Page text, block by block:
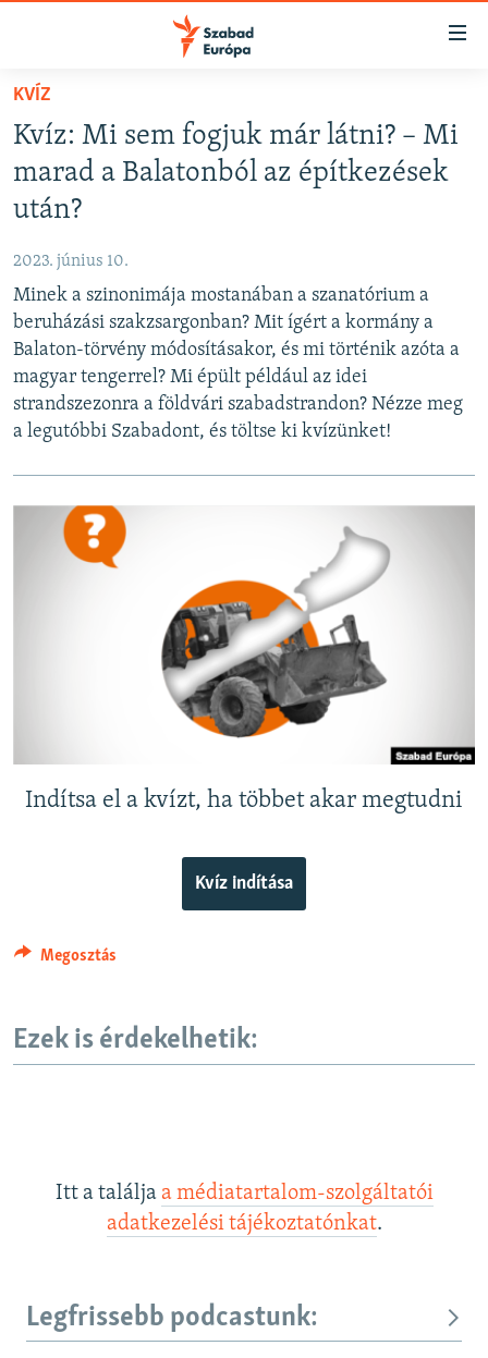
Akadálymentes
Ugrás
fő
oldalra
Ugrás
tartalomjegyzékre
keresésre
AKTUÁLIS
PODCASTOK
ELEMZŐ
NER15
SZABADON
TÁRSADALOM
DEMOKRÁCIA
EURÓPAI UNIÓ
VILÁG
A MÚLT TANULSÁGAI
Valamennyi RFE/RL weboldal
KVÍZ
Kvíz: Mi sem fogjuk már látni? – Mi
marad a Balatonból az építkezések
után?
2023. június 10.
Minek a szinonimája mostanában a szanatórium a
beruházási szakzsargonban? Mit ígért a kormány a
Balaton-törvény módosításakor, és mi történik azóta a
magyar tengerrel? Mi épült például az idei
strandszezonra a földvári szabadstrandon? Nézze meg
a legutóbbi Szabadont, és töltse ki kvízünket!
Indítsa el a kvízt, ha többet akar megtudni
Kvíz indítása
Megosztás
Ezek is érdekelhetik:
Itt a találja a médiatartalom-szolgáltatói
adatkezelési tájékoztatónkat.
Legfrissebb podcastunk:
Feliratkozás